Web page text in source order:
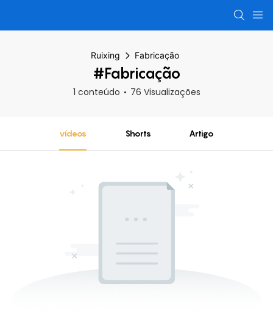
Ruixing Fabricação
#Fabricação
1 conteúdo 76 Visualizações
vídeos Shorts Artigo